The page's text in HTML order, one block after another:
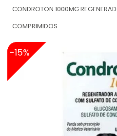
CONDROTON 1000MG
COMPRIMIDOS
-15%